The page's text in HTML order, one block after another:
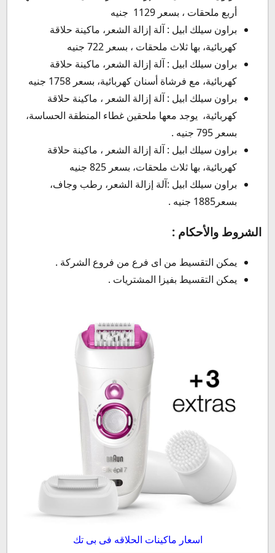
أربع ملحقات ، بسعر 1129 جنيه
براون سيلك ابيل : آلة إزالة الشعر، ماكينة حلاقة
كهربائية، بها ثلاث ملحقات ، بسعر 722 جنيه
براون سيلك ابيل : آلة إزالة الشعر، ماكينة حلاقة
كهربائية، مع فرشاة أسنان كهربائية، بسعر 1758 جنيه
براون سيلك ابيل : آلة إزالة الشعر ، ماكينة حلاقة
كهربائية، يوجد معها ملحقين غطاء المنطقة الحساسة،
بسعر 795 جنيه .
براون سيلك ابيل : آلة إزالة الشعر ، ماكينة حلاقة
كهربائية، بها ثلاث ملحقات، بسعر 825 جنيه
براون سيلك ابيل :آلة إزالة الشعر، رطب وجاف،
بسعر1885 جنيه .
الشروط والأحكام :
يمكن التقسيط من اى فرع من فروع الشركة .
يمكن التقسيط بفيزا المشتريات .
اسعار ماكينات الحلاقه فى بى تك